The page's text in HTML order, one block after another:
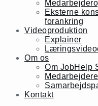
Eksterne
forankring
Videoproduktion
Explainer
Om os
Om JobHelp
Medarbejdere
Kontakt